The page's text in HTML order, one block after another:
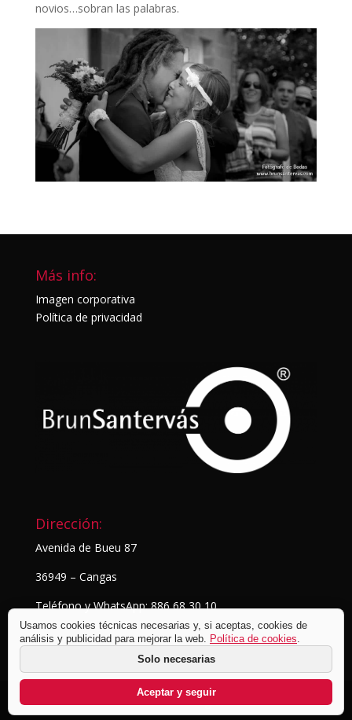
novios…sobran las palabras.
Más info:
Imagen corporativa
Política de privacidad
Dirección:
Avenida de Bueu 87
36949 – Cangas
Teléfono y WhatsApp: 886 68 30 10
© BrunSantervás Fotografía2026
Usamos cookies técnicas necesarias y, si aceptas, cookies de
análisis y publicidad para mejorar la web. Política de cookies.
Solo necesarias
Aceptar y seguir